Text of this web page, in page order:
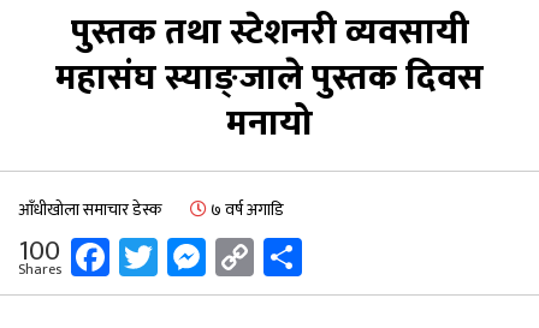
पुस्तक तथा स्टेशनरी व्यवसायी
महासंघ स्याङ्जाले पुस्तक दिवस
मनायो
आँधीखोला समाचार डेस्क ७ वर्ष अगाडि
100
Shares Facebook
Twitter
Messenger
Copy
Link